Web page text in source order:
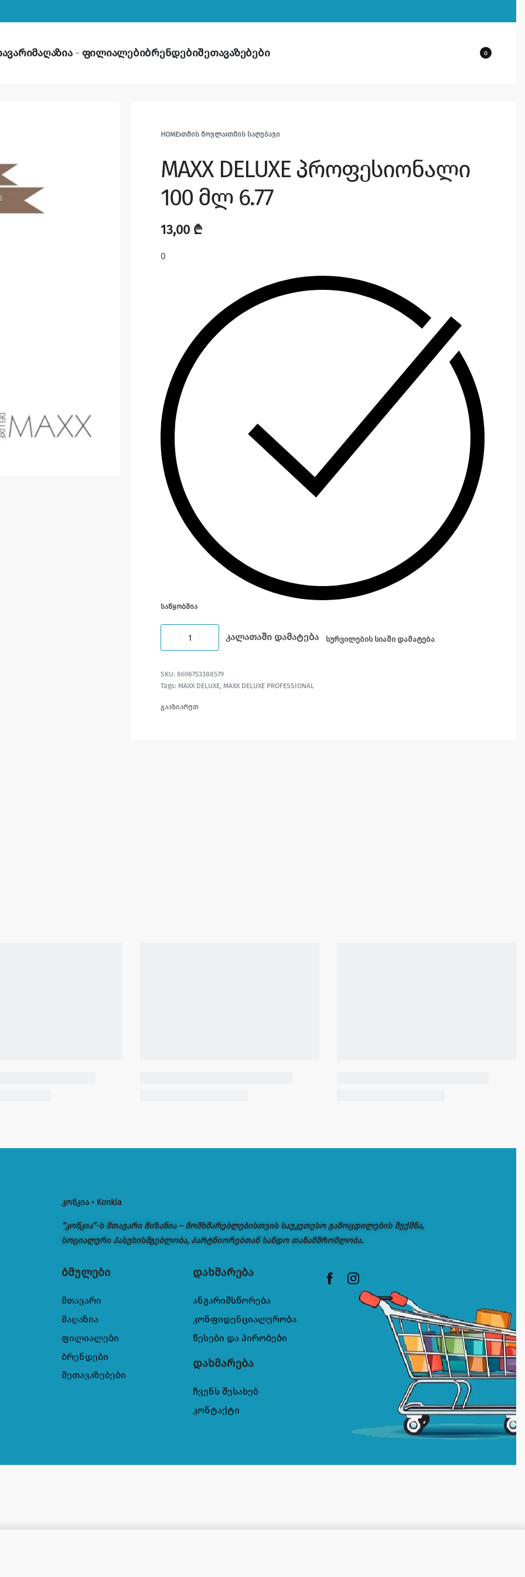
მაღაზია ფილიალებიბრენდებიშეთავაზებები 0
HOME›ᲗᲛᲘᲡ ᲛᲝᲕᲚᲐ›ᲗᲛᲘᲡ ᲡᲐᲦᲔᲑᲐᲕᲘ
MAXX DELUXE პროფესიონალი
100 მლ 6.77
13,00 ₾
0
ᲡᲐᲬᲧᲝᲑᲨᲘᲐ
კალათაში დამატება სურვილების სიაში დამატება
8698753388579
Tags: MAXX DELUXE, MAXX DELUXE PROFESSIONAL
გააზიარეთ
კონკია • Konkia
“კონკია“-ს მთავარი მიზანია – მომხმარებლებისთვის საუკეთესო გამოცდილების შექმნა,
სოციალური პასუხისმგებლობა, პარტნიორებთან სანდო თანამშრომლობა.
ბმულები
მთავარი
მაღაზია
ფილიალები
ბრენდები
შეთავაზებები
დახმარება
ანგარიშსწორება
კონფიდენციალურობა
წესები და პირობები
დახმარება
ჩვენს შესახებ
კონტაქტი